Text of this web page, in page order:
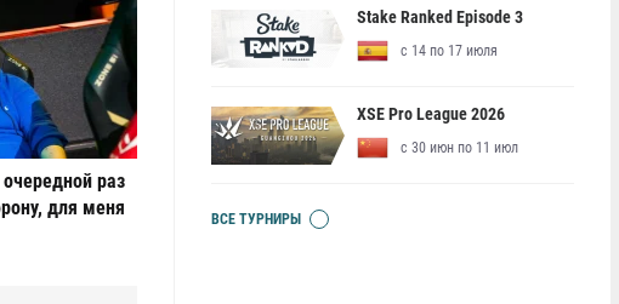
раз
для меня
Stake Ranked Episode 3
с 14 по 17 июля
XSE Pro League 2026
с 30 июн по 11 июл
ВСЕ ТУРНИРЫ